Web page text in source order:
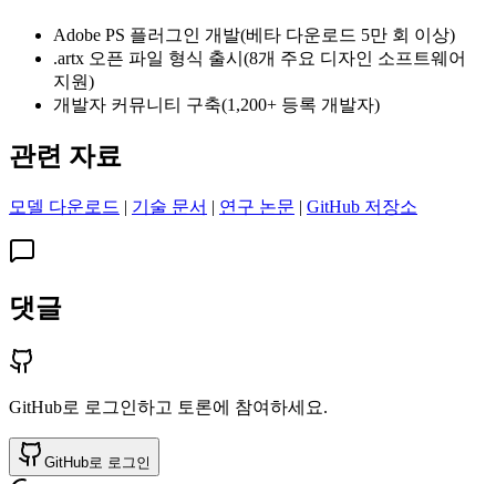
Adobe PS 플러그인 개발(베타 다운로드 5만 회 이상)
.artx 오픈 파일 형식 출시(8개 주요 디자인 소프트웨어
지원)
개발자 커뮤니티 구축(1,200+ 등록 개발자)
관련 자료
모델 다운로드 | 기술 문서 | 연구 논문 | GitHub 저장소
댓글
GitHub로 로그인하고 토론에 참여하세요.
GitHub로 로그인